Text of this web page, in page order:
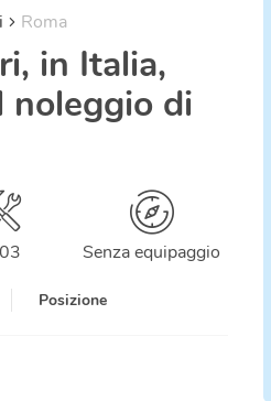
Roma
in Italia,
noleggio di
Senza equipaggio
Posizione